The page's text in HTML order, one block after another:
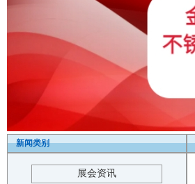
新闻类别
展会资讯